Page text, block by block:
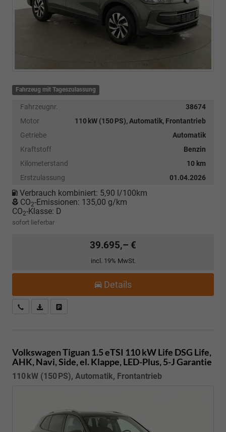
Fahrzeug mit Tageszulassung
Fahrzeugnr.
38674
Motor
110 kW (150 PS), Automatik, Frontantrieb
Getriebe
Automatik
Kraftstoff
Benzin
Kilometerstand
10 km
Erstzulassung
01.04.2026
Verbrauch kombiniert: 5,90 l/100km
CO2-Emissionen: 135,00 g/km
CO2-Klasse: D
sofort lieferbar
39.695,– €
incl. 19% MwSt.
Details
Kostenloser Rückruf-Service
PDF-Datei, Fahrzeugexposé drucken
Volkswagen Tiguan1.5 eTSI 110 kW Life DSG Life,
AHK, Navi, Side, el. Klappe, LED-Plus, 5-J Garantie
110 kW (150 PS), Automatik, Frontantrieb